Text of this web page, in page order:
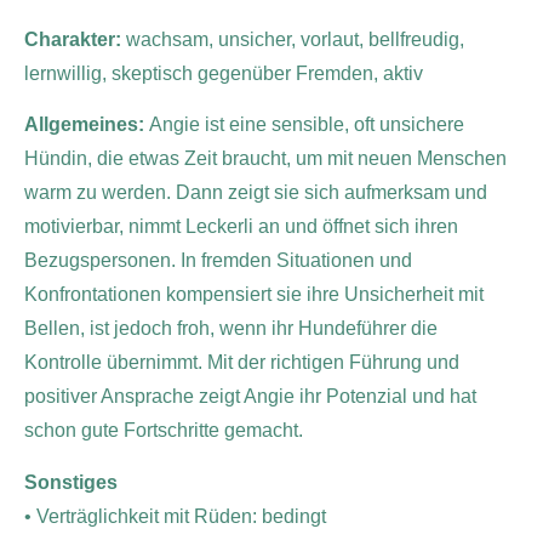
Charakter: wachsam, unsicher, vorlaut, bellfreudig,
lernwillig, skeptisch gegenüber Fremden, aktiv
Allgemeines: Angie ist eine sensible, oft unsichere
Hündin, die etwas Zeit braucht, um mit neuen Menschen
warm zu werden. Dann zeigt sie sich aufmerksam und
motivierbar, nimmt Leckerli an und öffnet sich ihren
Bezugspersonen. In fremden Situationen und
Konfrontationen kompensiert sie ihre Unsicherheit mit
Bellen, ist jedoch froh, wenn ihr Hundeführer die
Kontrolle übernimmt. Mit der richtigen Führung und
positiver Ansprache zeigt Angie ihr Potenzial und hat
schon gute Fortschritte gemacht.
Sonstiges
• Verträglichkeit mit Rüden: bedingt